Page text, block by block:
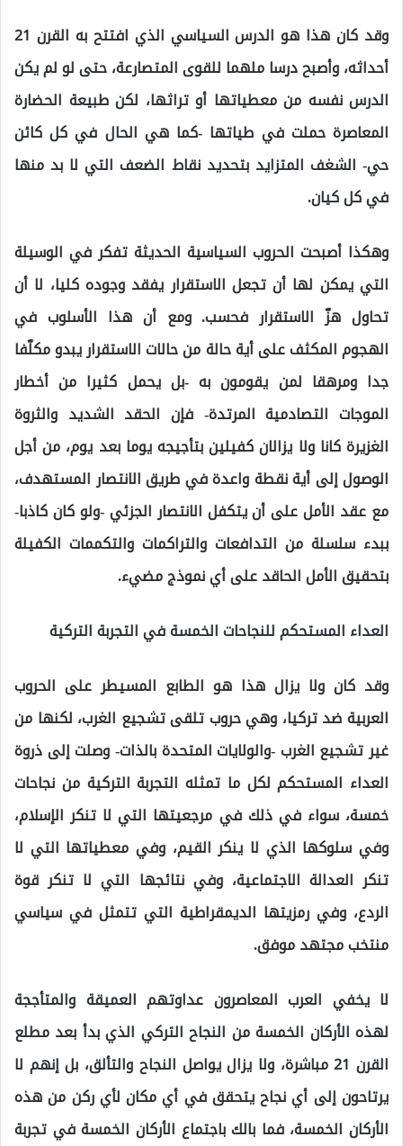
وقد كان هذا هو الدرس السياسي الذي افتتح به القرن 21
أحداثه، وأصبح درسا ملهما للقوى المتصارعة، حتى لو لم يكن
الدرس نفسه من معطياتها أو تراثها، لكن طبيعة الحضارة
المعاصرة حملت في طياتها -كما هي الحال في كل كائن
حي- الشغف المتزايد بتحديد نقاط الضعف التي لا بد منها
في كل كيان.
وهكذا أصبحت الحروب السياسية الحديثة تفكر في الوسيلة
التي يمكن لها أن تجعل الاستقرار يفقد وجوده كليا، لا أن
تحاول هزّ الاستقرار فحسب. ومع أن هذا الأسلوب في
الهجوم المكثف على أية حالة من حالات الاستقرار يبدو مكلّفا
جدا ومرهقا لمن يقومون به -بل يحمل كثيرا من أخطار
الموجات التصادمية المرتدة- فإن الحقد الشديد والثروة
الغزيرة كانا ولا يزالان كفيلين بتأجيجه يوما بعد يوم، من أجل
الوصول إلى أية نقطة واعدة في طريق الانتصار المستهدف،
مع عقد الأمل على أن يتكفل الانتصار الجزئي -ولو كان كاذبا-
ببدء سلسلة من التدافعات والتراكمات والتكممات الكفيلة
بتحقيق الأمل الحاقد على أي نموذج مضيء.
العداء المستحكم للنجاحات الخمسة في التجربة التركية
وقد كان ولا يزال هذا هو الطابع المسيطر على الحروب
العربية ضد تركيا، وهي حروب تلقى تشجيع الغرب، لكنها من
غير تشجيع الغرب -والولايات المتحدة بالذات- وصلت إلى ذروة
العداء المستحكم لكل ما تمثله التجربة التركية من نجاحات
خمسة، سواء في ذلك في مرجعيتها التي لا تنكر الإسلام،
وفي سلوكها الذي لا ينكر القيم، وفي معطياتها التي لا
تنكر العدالة الاجتماعية، وفي نتائجها التي لا تنكر قوة
الردع، وفي رمزيتها الديمقراطية التي تتمثل في سياسي
منتخب مجتهد موفق.
لا يخفي العرب المعاصرون عداوتهم العميقة والمتأججة
لهذه الأركان الخمسة من النجاح التركي الذي بدأ بعد مطلع
القرن 21 مباشرة، ولا يزال يواصل النجاح والتألق، بل إنهم لا
يرتاحون إلى أي نجاح يتحقق في أي مكان لأي ركن من هذه
الأركان الخمسة، فما بالك باجتماع الأركان الخمسة في تجربة